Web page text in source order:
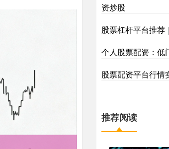
资炒股
股票杠杆平台推荐
个人股票配资：低
股票配资平台行情
推荐阅读